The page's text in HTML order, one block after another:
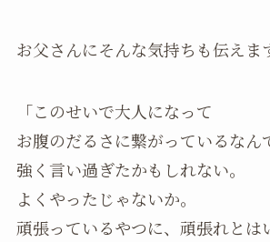
お父さんにそんな気持ちも伝えま
「このせいで大人になって
お腹のだるさに繋がっているなん
強く言い過ぎたかもしれない。
よくやったじゃないか。
頑張っているやつに、頑張れとは